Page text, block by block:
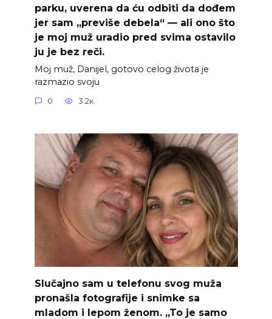
parku, uverena da ću odbiti da dođem
jer sam „previše debela“ — ali ono što
je moj muž uradio pred svima ostavilo
ju je bez reči.
Moj muž, Danijel, gotovo celog života je
razmazio svoju
0 3.2к.
Slučajno sam u telefonu svog muža
pronašla fotografije i snimke sa
mladom i lepom ženom. „To je samo